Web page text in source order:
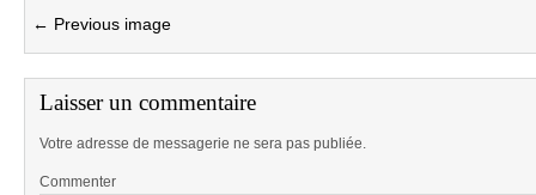
← Previous image
Laisser un commentaire
Votre adresse de messagerie ne sera pas publiée.
Commenter